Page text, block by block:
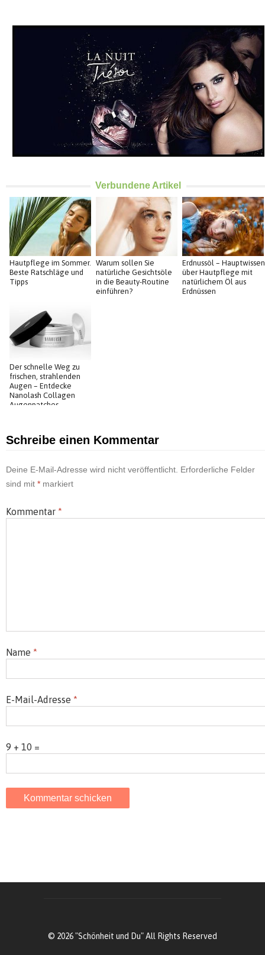
Verbundene Artikel
Hautpflege im Sommer.
Beste Ratschläge und
Tipps
Warum sollen Sie
natürliche Gesichtsöle
in die Beauty-Routine
einführen?
Erdnussöl – Hauptwissen
über Hautpflege mit
natürlichem Öl aus
Erdnüssen
Der schnelle Weg zu
frischen, strahlenden
Augen – Entdecke
Nanolash Collagen
Augenpatches
Schreibe einen Kommentar
Deine E-Mail-Adresse wird nicht veröffentlicht. Erforderliche Felder
sind mit * markiert
Kommentar *
Name *
E-Mail-Adresse *
9 + 10 =
© 2026 "Schönheit und Du" All Rights Reserved